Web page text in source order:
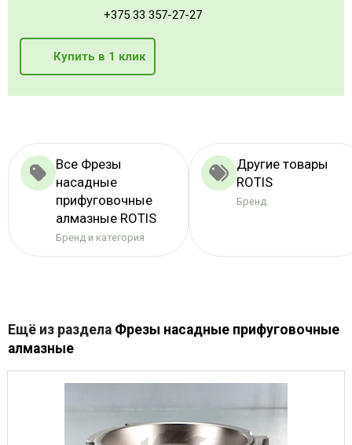
+375 33 357-27-27
Купить в 1 клик
Все Фрезы
насадные
прифуговочные
алмазные ROTIS
Бренд и категория
Другие товары
ROTIS
Бренд
Ещё из раздела Фрезы насадные прифуговочные
алмазные